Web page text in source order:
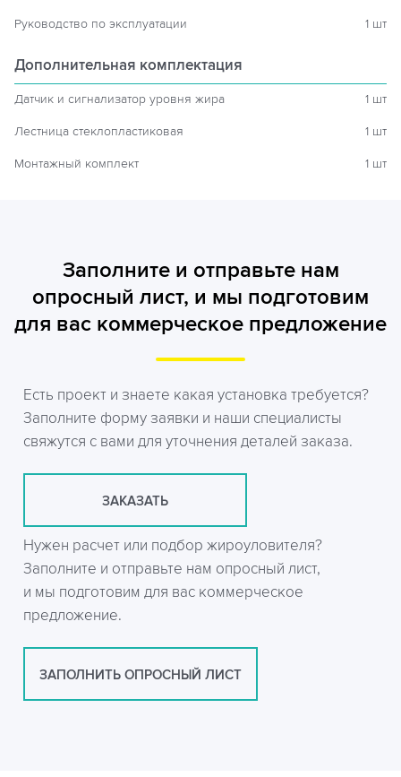
Руководство по эксплуатации 1 шт
Дополнительная комплектация
Датчик и сигнализатор уровня жира 1 шт
Лестница стеклопластиковая 1 шт
Монтажный комплект 1 шт
Заполните и отправьте нам
опросный лист, и мы подготовим
для вас коммерческое предложение
Есть проект и знаете какая установка требуется?
Заполните форму заявки и наши специалисты
свяжутся с вами для уточнения деталей заказа.
ЗАКАЗАТЬ
Нужен расчет или подбор жироуловителя?
Заполните и отправьте нам опросный лист,
и мы подготовим для вас коммерческое
предложение.
ЗАПОЛНИТЬ ОПРОСНЫЙ ЛИСТ